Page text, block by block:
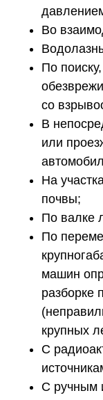
Во
По
со
В
или
На
почвы;
По валке
По
машин
разборке
крупных
С
С ручным